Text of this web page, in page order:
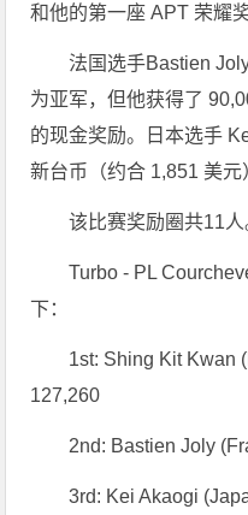
和他的第一座 APT 荣耀奖
法国选手Bastien
为亚军，但他获得了
的现金奖励。日本选手
新台币（约合 1,851 美元
该比赛奖励圈共11人
Turbo - PL
下：
1st: Shing Kit Kwan
127,260
2nd: Bastien Joly
3rd: Kei Akaogi